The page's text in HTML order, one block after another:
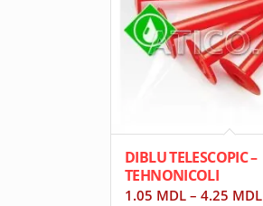
DIBLU TELESCOPIC –
TEHNONICOLI
1.05 MDL – 4.25 MDL